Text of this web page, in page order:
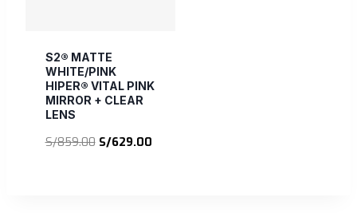
S2® MATTE
WHITE/PINK
HIPER® VITAL PINK
MIRROR + CLEAR
LENS
S/859.00 El
S/629.00El